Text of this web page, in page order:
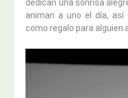
dedican una sonrisa
animan a uno el día,
como regalo para alguien